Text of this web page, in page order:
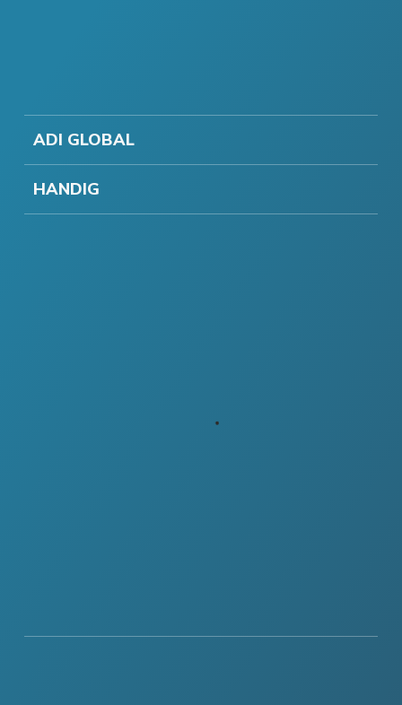
ADI GLOBAL
HANDIG